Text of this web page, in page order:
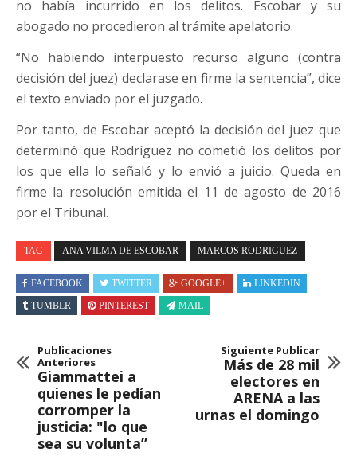
no había incurrido en los delitos. Escobar y su
abogado no procedieron al trámite apelatorio.
“No habiendo interpuesto recurso alguno (contra
decisión del juez) declarase en firme la sentencia”, dice
el texto enviado por el juzgado.
Por tanto, de Escobar aceptó la decisión del juez que
determinó que Rodríguez no cometió los delitos por
los que ella lo señaló y lo envió a juicio. Queda en
firme la resolución emitida el 11 de agosto de 2016
por el Tribunal.
TAG ANA VILMA DE ESCOBAR MARCOS RODRIGUEZ
FACEBOOK TWITTER GOOGLE+
LINKEDIN
TUMBLR
PINTEREST MAIL
Publicaciones
Anteriores
Giammattei a
quienes le pedían
corromper la
justicia: "lo que
sea su volunta”
Siguiente Publicar
Más de 28 mil
electores en
ARENA a las
urnas el domingo